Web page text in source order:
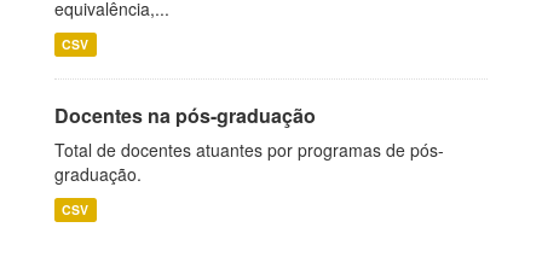
equivalência,...
CSV
Docentes na pós-graduação
Total de docentes atuantes por programas de pós-
graduação.
CSV